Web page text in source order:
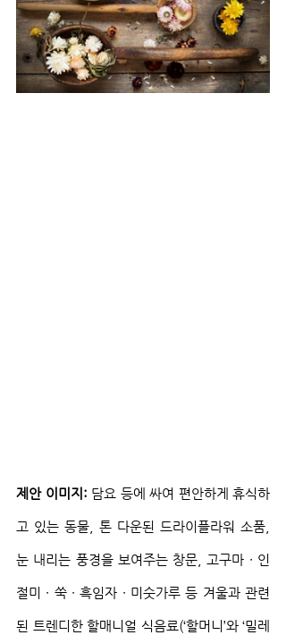
제안 이미지: 담요 등에 싸여 편안하게 휴식하
고 있는 동물, 톤 다운된 드라이플라워 소품,
눈 내리는 풍경을 보여주는 창문, 고구마 ∙ 인
절미 ∙ 쑥 ∙ 흑임자 ∙ 미숫가루 등 겨울과 관련
된 트렌디한 할매니얼 식음료(‘할머니’와 ‘밀레